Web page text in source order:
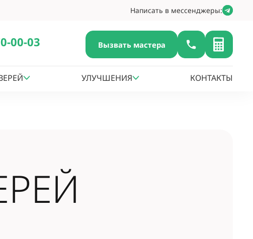
Написать в мессенджеры:
00-03 Вызвать мастера
УЛУЧШЕНИЯ КОНТАКТЫ